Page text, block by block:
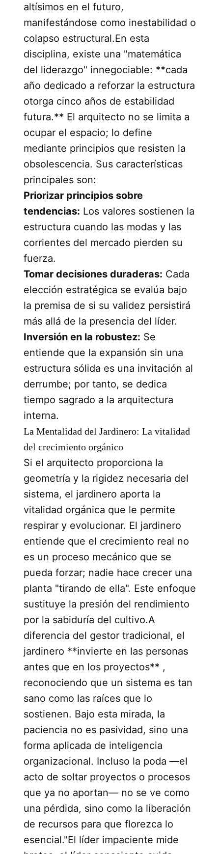
altísimos en el futuro,
manifestándose como inestabilidad o
colapso estructural.En esta
disciplina, existe una "matemática
del liderazgo" innegociable: **cada
año dedicado a reforzar la estructura
otorga cinco años de estabilidad
futura.** El arquitecto no se limita a
ocupar el espacio; lo define
mediante principios que resisten la
obsolescencia. Sus características
principales son:
Priorizar principios sobre
tendencias: Los valores sostienen la
estructura cuando las modas y las
corrientes del mercado pierden su
fuerza.
Tomar decisiones duraderas: Cada
elección estratégica se evalúa bajo
la premisa de si su validez persistirá
más allá de la presencia del líder.
Inversión en la robustez: Se
entiende que la expansión sin una
estructura sólida es una invitación al
derrumbe; por tanto, se dedica
tiempo sagrado a la arquitectura
interna.
La Mentalidad del Jardinero: La vitalidad
del crecimiento orgánico
Si el arquitecto proporciona la
geometría y la rigidez necesaria del
sistema, el jardinero aporta la
vitalidad orgánica que le permite
respirar y evolucionar. El jardinero
entiende que el crecimiento real no
es un proceso mecánico que se
pueda forzar; nadie hace crecer una
planta "tirando de ella". Este enfoque
sustituye la presión del rendimiento
por la sabiduría del cultivo.A
diferencia del gestor tradicional, el
jardinero **invierte en las personas
antes que en los proyectos** ,
reconociendo que un sistema es tan
sano como las raíces que lo
sostienen. Bajo esta mirada, la
paciencia no es pasividad, sino una
forma aplicada de inteligencia
organizacional. Incluso la poda —el
acto de soltar proyectos o procesos
que ya no aportan— no se ve como
una pérdida, sino como la liberación
de recursos para que florezca lo
esencial."El líder impaciente mide